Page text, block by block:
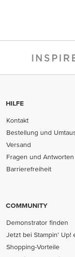
HILFE
Kontakt
Bestellung und
Versand
Fragen und Antworten
Barrierefreiheit
COMMUNITY
Demonstrator finden
Jetzt bei Stampin' Up!
Shopping-Vorteile